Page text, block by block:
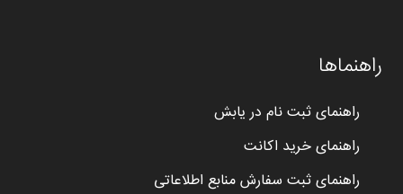
راهنماها
راهنمای ثبت نام در یابش
راهنمای خرید اکانت
راهنمای ثبت سفارش منابع اطلاعاتی